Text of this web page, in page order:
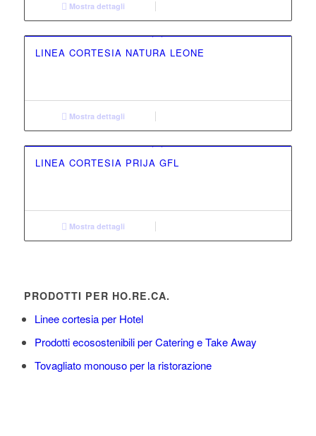
PRODOTTI PER HO.RE.CA.
Linee cortesia per Hotel
Prodotti ecosostenibili per Catering e Take Away
Tovagliato monouso per la ristorazione
Mostra dettagli
LINEA CORTESIA NATURA LEONE
Mostra dettagli
LINEA CORTESIA PRIJA GFL
Mostra dettagli